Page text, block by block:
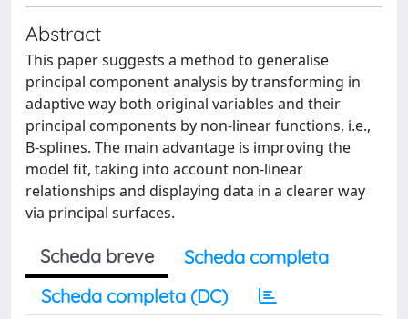
Abstract
This paper suggests a method to generalise
principal component analysis by transforming in
adaptive way both original variables and their
principal components by non-linear functions, i.e.,
B-splines. The main advantage is improving the
model fit, taking into account non-linear
relationships and displaying data in a clearer way
via principal surfaces.
Scheda breve
Scheda completa
Scheda completa (DC)